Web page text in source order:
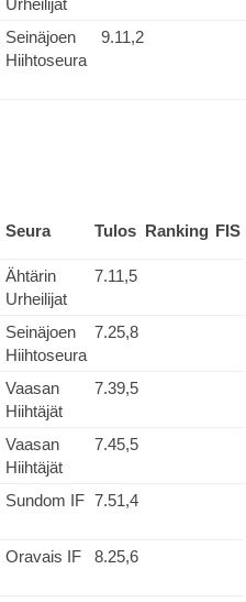
Urheilijat
Seinäjoen
Hiihtoseura
9.11,2
Seura Tulos Ranking FIS
Ähtärin
Urheilijat
7.11,5
Seinäjoen
Hiihtoseura
7.25,8
Vaasan
Hiihtäjät
7.39,5
Vaasan
Hiihtäjät
7.45,5
Sundom IF 7.51,4
Oravais IF 8.25,6